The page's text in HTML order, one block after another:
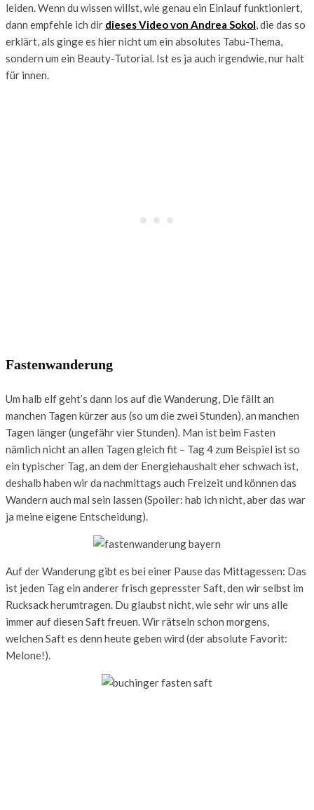
leiden. Wenn du wissen willst, wie genau ein Einlauf funktioniert,
dann empfehle ich dir dieses Video von Andrea Sokol , die das so
erklärt, als ginge es hier nicht um ein absolutes Tabu-Thema,
sondern um ein Beauty-Tutorial. Ist es ja auch irgendwie, nur halt
für innen.
Fastenwanderung
Um halb elf geht’s dann los auf die Wanderung, Die fällt an
manchen Tagen kürzer aus (so um die zwei Stunden), an manchen
Tagen länger (ungefähr vier Stunden). Man ist beim Fasten
nämlich nicht an allen Tagen gleich fit – Tag 4 zum Beispiel ist so
ein typischer Tag, an dem der Energiehaushalt eher schwach ist,
deshalb haben wir da nachmittags auch Freizeit und können das
Wandern auch mal sein lassen (Spoiler: hab ich nicht, aber das war
ja meine eigene Entscheidung).
Auf der Wanderung gibt es bei einer Pause das Mittagessen: Das
ist jeden Tag ein anderer frisch gepresster Saft, den wir selbst im
Rucksack herumtragen. Du glaubst nicht, wie sehr wir uns alle
immer auf diesen Saft freuen. Wir rätseln schon morgens,
welchen Saft es denn heute geben wird (der absolute Favorit:
Melone!).